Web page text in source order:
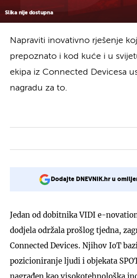
Slika nije dostupna
Napraviti inovativno rješenje
prepoznato i kod kuće i u
ekipa iz Connected Devicesa
nagradu za to.
Dodajte DNEVNIK.hr u
Jedan od dobitnika VIDI e-
dodjela održala prošlog tjedna,
Connected Devices. Njihov IoT
pozicioniranje ljudi i objekata
nagrađen kao visokotehnološka